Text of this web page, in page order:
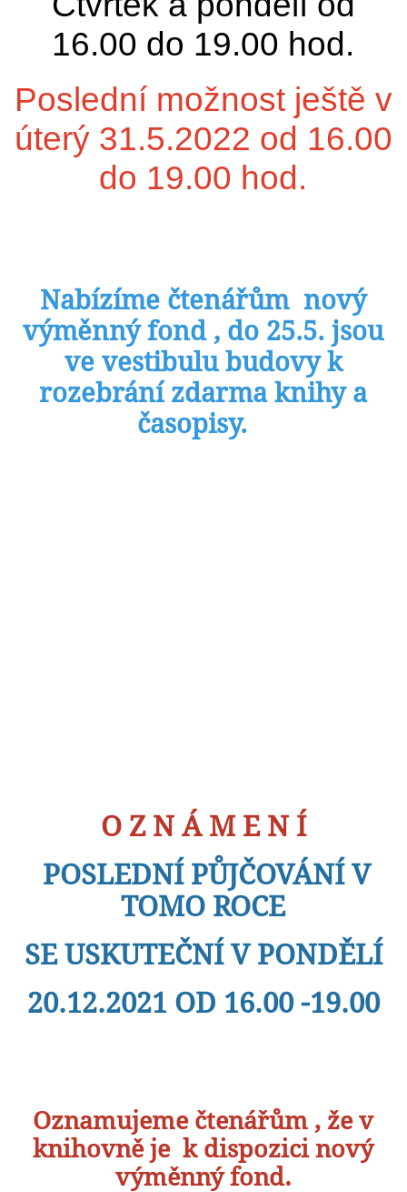
16.00 do 19.00 hod.
Poslední možnost ještě v
úterý 31.5.2022 od 16.00
do 19.00 hod.
Nabízíme čtenářům nový
výměnný fond , do 25.5. jsou
ve vestibulu budovy k
rozebrání zdarma knihy a
časopisy.
O Z N Á M E N Í
POSLEDNÍ PŮJČOVÁNÍ V
TOMO ROCE
SE USKUTEČNÍ V PONDĚLÍ
20.12.2021 OD 16.00 -19.00
Oznamujeme čtenářům , že v
knihovně je k dispozici nový
výměnný fond.